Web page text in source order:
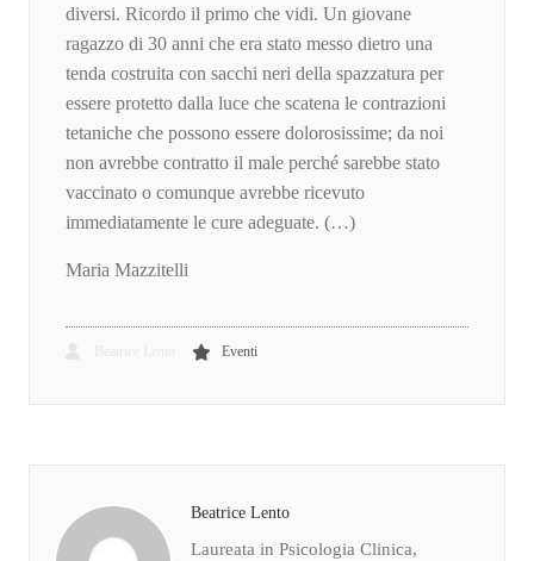
diversi. Ricordo il primo che vidi. Un giovane
ragazzo di 30 anni che era stato messo dietro una
tenda costruita con sacchi neri della spazzatura per
essere protetto dalla luce che scatena le contrazioni
tetaniche che possono essere dolorosissime; da noi
non avrebbe contratto il male perché sarebbe stato
vaccinato o comunque avrebbe ricevuto
immediatamente le cure adeguate. (…)
Maria Mazzitelli
Eventi
Beatrice Lento
Laureata in Psicologia Clinica,